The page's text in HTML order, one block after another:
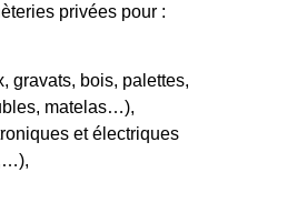
privées pour :
gravats, bois, palettes,
matelas…),
et électriques